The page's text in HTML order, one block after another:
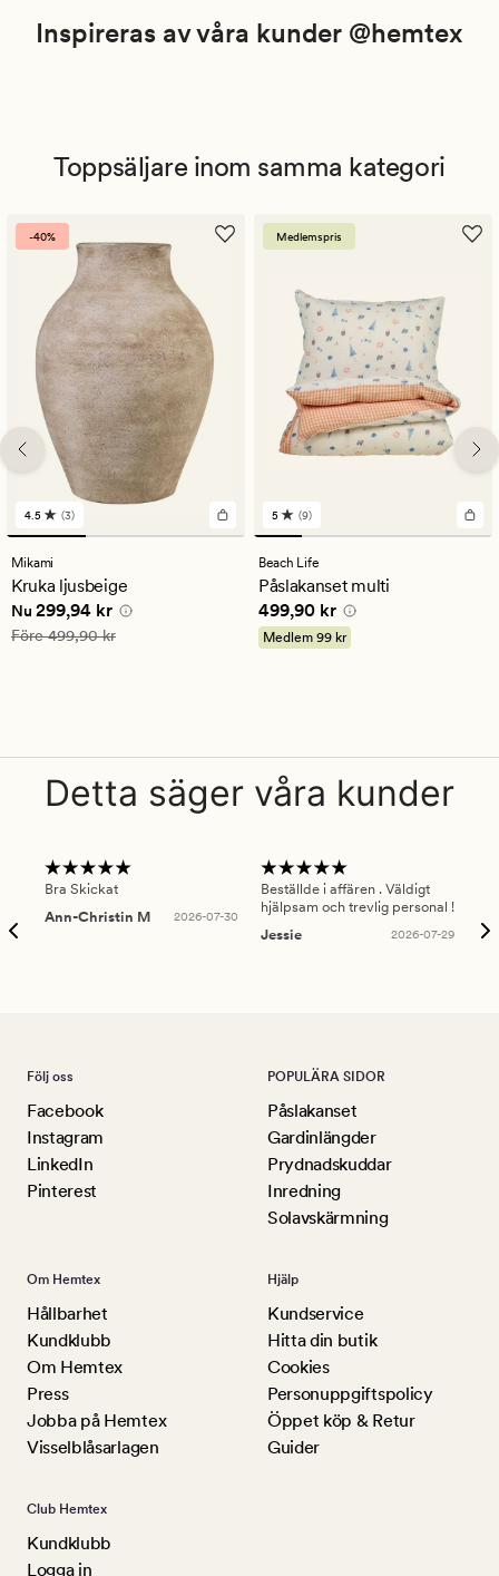
Inspireras av våra kunder @hemtex
Toppsäljare inom samma kategori
-40%
3
omdömen
med
ett
genomsnittligt
betyg
på
4.5
4.5 (3)
Mikami
Kruka ljusbeige
Nuvarande pris
Nu 299,94 kr
Ordinarie pris 499,90 kr
Före499,90 kr
Medlemspris
9
omdömen
med
ett
genomsnittligt
betyg
på
5
5 (9)
Beach Life
Påslakanset multi
Pris 499,90 kr
499,90 kr
Medlem 99 kr
Detta säger våra kunder
Bra Skickat
Ann-Christin M
2026-07-30
Beställde i affären . Väldigt
hjälpsam och trevlig personal !
Jessie
2026-07-29
Följ oss
Facebook
Instagram
LinkedIn
Pinterest
POPULÄRA SIDOR
Påslakanset
Gardinlängder
Prydnadskuddar
Inredning
Solavskärmning
Om Hemtex
Hållbarhet
Kundklubb
Om Hemtex
Press
Jobba på Hemtex
Visselblåsarlagen
Hjälp
Kundservice
Hitta din butik
Cookies
Personuppgiftspolicy
Öppet köp & Retur
Guider
Club Hemtex
Kundklubb
Logga in